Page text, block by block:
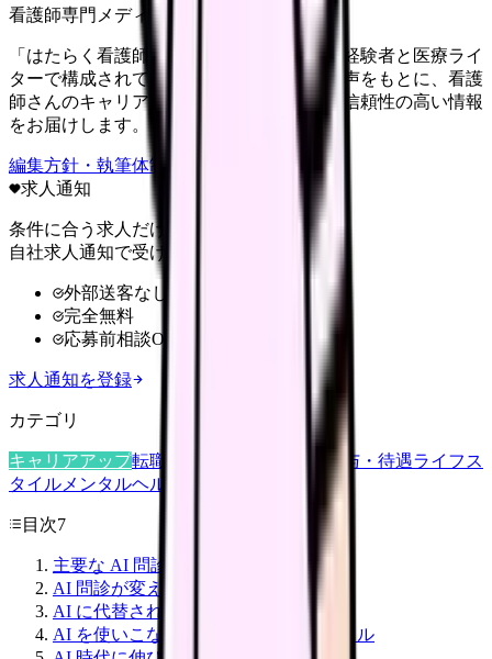
看護師専門メディア
「はたらく看護師さん」編集部は、看護師経験者と医療ライ
ターで構成されています。現場のリアルな声をもとに、看護
師さんのキャリア・転職・働き方に関する信頼性の高い情報
をお届けします。
編集方針・執筆体制・監修体制を見る
求人通知
条件に合う求人だけ
自社求人通知で受け取る
外部送客なし
完全無料
応募前相談OK
求人通知を登録
カテゴリ
キャリアアップ転職ガイド 給与・待遇ライフス
タイル メンタルヘルス
目次7
主要な AI 問診ツール一覧
AI 問診が変える外来看護の 3 領域
AI に代替されない看護業務
AI を使いこなす看護師に必要な 4 スキル